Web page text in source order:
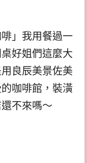
」我用餐過一
好姐們這麼大
良辰美景佐美
咖啡館，裝潢
不來嗎～